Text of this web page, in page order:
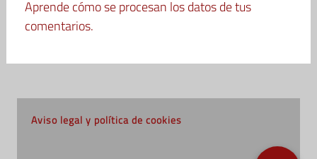
Aprende cómo se procesan los datos de tus
comentarios.
Aviso legal y política de cookies